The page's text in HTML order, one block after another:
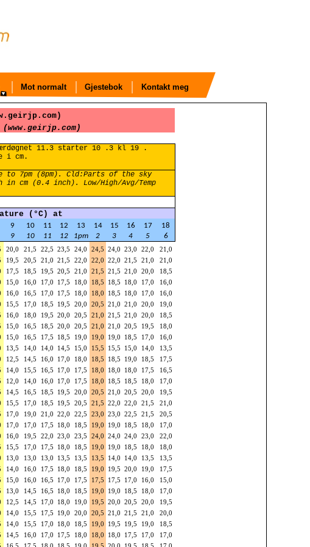
Mot normalt Gjestebok Kontakt meg